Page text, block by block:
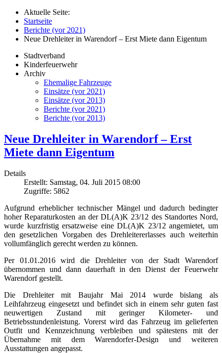
Aktuelle Seite:
Startseite
Berichte (vor 2021)
Neue Drehleiter in Warendorf – Erst Miete dann Eigentum
Stadtverband
Kinderfeuerwehr
Archiv
Ehemalige Fahrzeuge
Einsätze (vor 2021)
Einsätze (vor 2013)
Berichte (vor 2021)
Berichte (vor 2013)
Neue Drehleiter in Warendorf – Erst
Miete dann Eigentum
Details
Erstellt: Samstag, 04. Juli 2015 08:00
Zugriffe: 5862
Aufgrund erheblicher technischer Mängel und dadurch bedingter
hoher Reparaturkosten an der DL(A)K 23/12 des Standortes Nord,
wurde kurzfristig ersatzweise eine DL(A)K 23/12 angemietet, um
den gesetzlichen Vorgaben des Drehleitererlasses auch weiterhin
vollumfänglich gerecht werden zu können.
Per 01.01.2016 wird die Drehleiter von der Stadt Warendorf
übernommen und dann dauerhaft in den Dienst der Feuerwehr
Warendorf gestellt.
Die Drehleiter mit Baujahr Mai 2014 wurde bislang als
Leihfahrzeug eingesetzt und befindet sich in einem sehr guten fast
neuwertigen Zustand mit geringer Kilometer- und
Betriebsstundenleistung. Vorerst wird das Fahrzeug im gelieferten
Outfit und Kennzeichnung verbleiben und spätestens mit der
Übernahme mit dem Warendorfer-Design und weiteren
Ausstattungen angepasst.